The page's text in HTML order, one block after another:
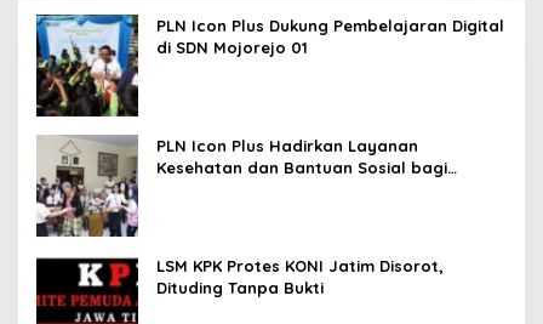
PLN Icon Plus Dukung Pembelajaran Digital
di SDN Mojorejo 01
PLN Icon Plus Hadirkan Layanan
Kesehatan dan Bantuan Sosial bagi
LSM KPK Protes KONI Jatim Disorot,
Dituding Tanpa Bukti